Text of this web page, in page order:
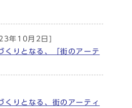
年10月2日]
くりとなる、「街のアーテ
くりとなる、街のアーティ